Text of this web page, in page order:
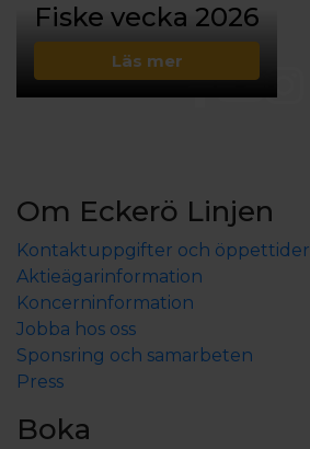
Fiske vecka 2026
Läs mer
Om Eckerö Linjen
Kontaktuppgifter och öppettider
Aktieägarinformation
Koncerninformation
Jobba hos oss
Sponsring och samarbeten
Press
Boka